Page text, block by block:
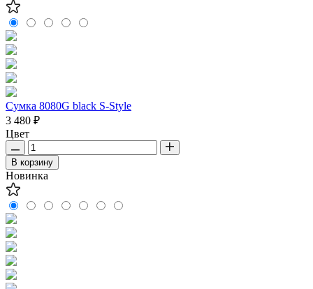
Сумка 8080G black S-Style
3 480 ₽
Цвет
В корзину
Новинка